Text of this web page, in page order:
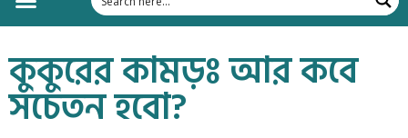
কুকুরের কামড়ঃ আর কবে
সচেতন হবো?